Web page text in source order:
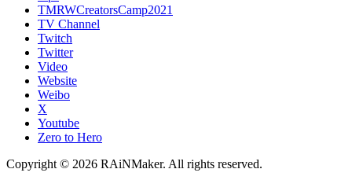
TMRWCreatorsCamp2021
TV Channel
Twitch
Twitter
Video
Website
Weibo
X
Youtube
Zero to Hero
Copyright © 2026 RAiNMaker. All rights reserved.